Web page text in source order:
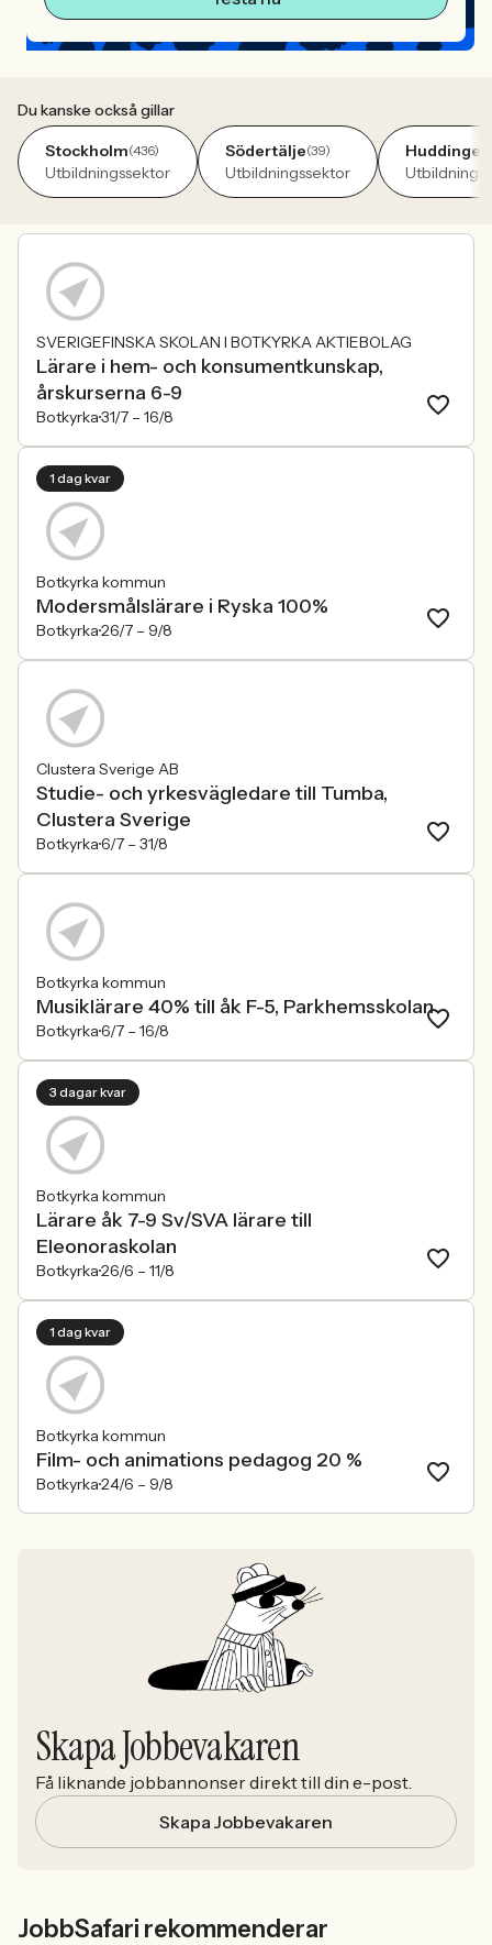
Du kanske också gillar
Stockholm(436)
Utbildningssektor
Södertälje(39)
Utbildningssektor
Huddinge
SVERIGEFINSKA SKOLAN I BOTKYRKA AKTIEBOLAG
Lärare i hem- och konsumentkunskap,
årskurserna 6-9
Botkyrka31/7 – 16/8
1 dag kvar
Botkyrka kommun
Modersmålslärare i Ryska 100%
Botkyrka26/7 – 9/8
Clustera Sverige AB
Studie- och yrkesvägledare till Tumba,
Clustera Sverige
Botkyrka6/7 – 31/8
Botkyrka kommun
Musiklärare 40% till åk F-5, Parkhemsskolan
Botkyrka6/7 – 16/8
3 dagar kvar
Botkyrka kommun
Lärare åk 7-9 Sv/SVA lärare till
Eleonoraskolan
Botkyrka26/6 – 11/8
1 dag kvar
Botkyrka kommun
Film- och animations pedagog 20 %
Botkyrka24/6 – 9/8
Skapa Jobbevakaren
Få liknande jobbannonser direkt till din e-post.
Skapa Jobbevakaren
JobbSafari rekommenderar